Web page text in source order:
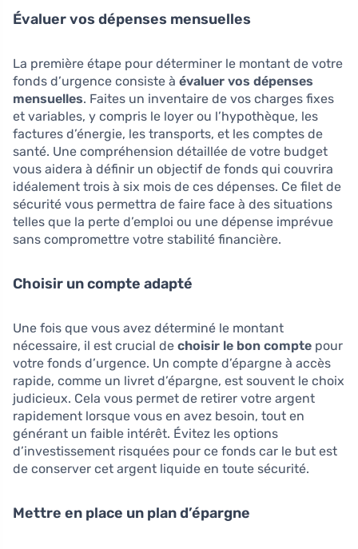
Évaluer vos dépenses mensuelles
La première étape pour déterminer le montant de votre
fonds d’urgence consiste à évaluer vos dépenses
mensuelles. Faites un inventaire de vos charges fixes
et variables, y compris le loyer ou l’hypothèque, les
factures d’énergie, les transports, et les comptes de
santé. Une compréhension détaillée de votre budget
vous aidera à définir un objectif de fonds qui couvrira
idéalement trois à six mois de ces dépenses. Ce filet de
sécurité vous permettra de faire face à des situations
telles que la perte d’emploi ou une dépense imprévue
sans compromettre votre stabilité financière.
Choisir un compte adapté
Une fois que vous avez déterminé le montant
nécessaire, il est crucial de choisir le bon compte pour
votre fonds d’urgence. Un compte d’épargne à accès
rapide, comme un livret d’épargne, est souvent le choix
judicieux. Cela vous permet de retirer votre argent
rapidement lorsque vous en avez besoin, tout en
générant un faible intérêt. Évitez les options
d’investissement risquées pour ce fonds car le but est
de conserver cet argent liquide en toute sécurité.
Mettre en place un plan d’épargne